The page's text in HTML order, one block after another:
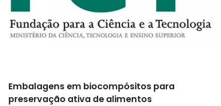
Embalagens em biocompósitos para
preservação ativa de alimentos